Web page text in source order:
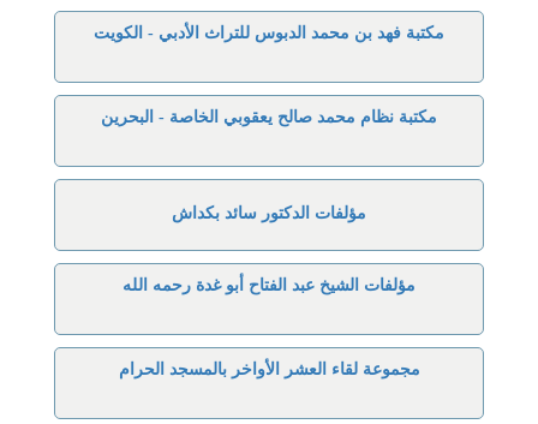
مكتبة فهد بن محمد الدبوس للتراث الأدبي - الكويت
مكتبة نظام محمد صالح يعقوبي الخاصة - البحرين
مؤلفات الدكتور سائد بكداش
مؤلفات الشيخ عبد الفتاح أبو غدة رحمه الله
مجموعة لقاء العشر الأواخر بالمسجد الحرام